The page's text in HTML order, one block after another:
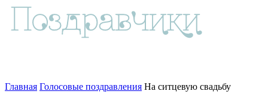
Главная Голосовые поздравления На ситцевую свадьбу